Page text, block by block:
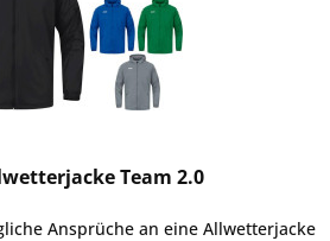
Team 2.0
Ansprüche an eine Allwetterjacke